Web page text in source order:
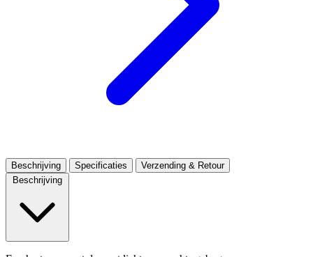
Beschrijving Specificaties
Verzending & Retour
Beschrijving